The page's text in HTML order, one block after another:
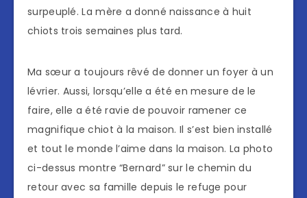
surpeuplé. La mère a donné naissance à huit
chiots trois semaines plus tard.
Ma sœur a toujours rêvé de donner un foyer à un
lévrier. Aussi, lorsqu’elle a été en mesure de le
faire, elle a été ravie de pouvoir ramener ce
magnifique chiot à la maison. Il s’est bien installé
et tout le monde l’aime dans la maison. La photo
ci-dessus montre “Bernard” sur le chemin du
retour avec sa famille depuis le refuge pour